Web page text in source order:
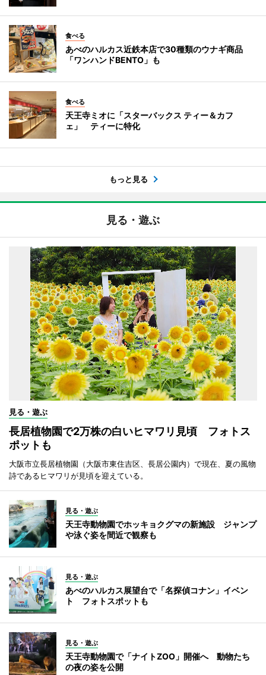
食べる
あべのハルカス近鉄本店で30種類のウナギ商品
「ワンハンドBENTO」も
食べる
天王寺ミオに「スターバックス ティー＆カフ
ェ」 ティーに特化
もっと見る
見る・遊ぶ
見る・遊ぶ
長居植物園で2万株の白いヒマワリ見頃 フォトス
ポットも
大阪市立長居植物園（大阪市東住吉区、長居公園内）で現在、夏の風物
詩であるヒマワリが見頃を迎えている。
見る・遊ぶ
天王寺動物園でホッキョクグマの新施設 ジャンプ
や泳ぐ姿を間近で観察も
見る・遊ぶ
あべのハルカス展望台で「名探偵コナン」イベン
ト フォトスポットも
見る・遊ぶ
天王寺動物園で「ナイトZOO」開催へ 動物たち
の夜の姿を公開